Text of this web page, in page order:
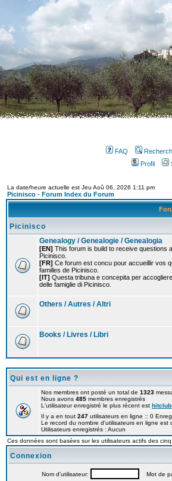
FAQ
Profil
La date/heure actuelle est Jeu Aoû 06, 2026 1:11 pm
Picinisco - Forum Index du Forum
Picinisco
Genealogy / Genealogie / Genealogia
[EN] This forum is build to receive questions
Picinisco.
[FR] Ce forum est concu pour accueillir vos
familles de Picinisco.
[IT] Questa tribuna e concepita per
delle famiglie di Picinisco.
Others / Autres / Altri
Books / Livres / Libri
Qui est en ligne ?
Nos membres ont posté un total de 1323
Nous avons 485 membres enregistrés
L'utilisateur enregistré le plus récent est
Il y a en tout 247 utilisateurs en ligne :: 0
Le record du nombre d'utilisateurs en ligne est
Utilisateurs enregistrés : Aucun
Ces données sont basées sur les utilisateurs actifs des
Connexion
Nom d'utilisateur: Mot de